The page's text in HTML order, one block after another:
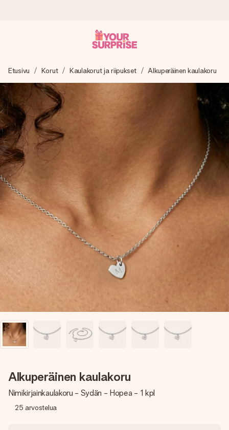
Valmistamme lahjasi huolella ja lähetämme sen hetkessä,
jotta voit antaa sen juuri oikeaan aikaan, kun sillä on eniten
merkitystä.
4,8 (+15 000 arvostelun perusteella)
Lahjamme inspiroivat. Asiakkaiden arvosana on 4,8 Google
Reviewsissä.
Ilmainen tervehdyskortti
Tilaa tänään – personoitu lahja valmistuu ja lähtee matkaan
nopeammin kuin ehdit sanoa “yllätys!”
Etusivu Korut Kaulakorut ja riipukset Alkuperäinen kaulakoru
Alkuperäinen kaulakoru
Nimikirjainkaulakoru - Sydän - Hopea - 1 kpl
25 arvostelua